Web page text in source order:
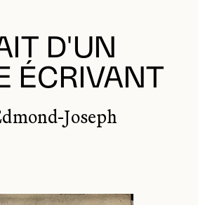
D'UN
ÉCRIVANT
Joseph